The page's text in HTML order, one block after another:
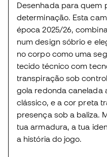
Desenhada para quem
determinação. Esta
época 2025/26,
num design sóbrio e
no corpo como uma
tecido técnico com
transpiração sob
gola redonda canelada
clássico, e a cor preta
presença sob a baliza.
tua armadura, a tua
a história do jogo.